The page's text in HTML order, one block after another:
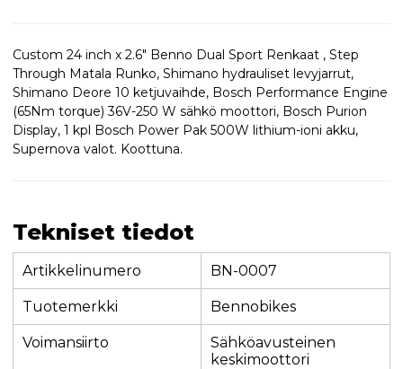
Custom 24 inch x 2.6" Benno Dual Sport Renkaat , Step
Through Matala Runko, Shimano hydrauliset levyjarrut,
Shimano Deore 10 ketjuvaihde, Bosch Performance Engine
(65Nm torque) 36V-250 W sähkö moottori, Bosch Purion
Display, 1 kpl Bosch Power Pak 500W lithium-ioni akku,
Supernova valot. Koottuna.
Tekniset tiedot
Artikkelinumero BN-0007
Tuotemerkki Bennobikes
Voimansiirto
Sähköavusteinen
keskimoottori